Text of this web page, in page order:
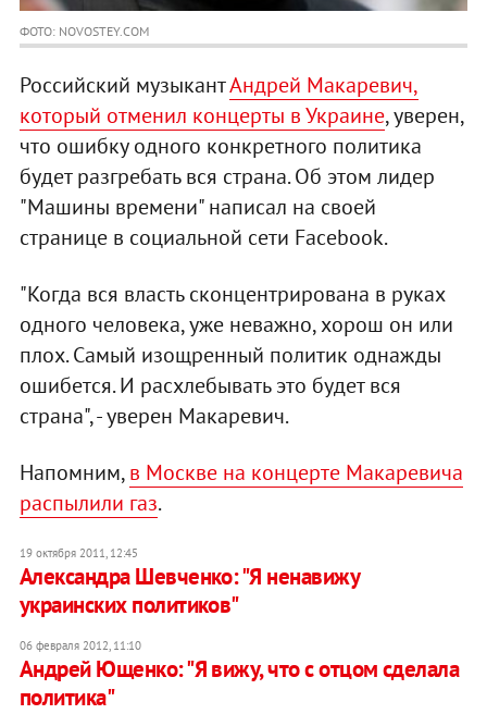
ФОТО: NOVOSTEY.COM
Российский музыкантАндрей Макаревич,
который отменил концерты в Украине, уверен,
что ошибку одного конкретного политика
будет разгребать вся страна. Об этом лидер
"Машины времени" написал на своей
странице в социальной сети Facebook.
"Когда вся власть сконцентрирована в руках
одного человека, уже неважно, хорош он или
плох. Самый изощренный политик однажды
ошибется. И расхлебывать это будет вся
страна", - уверен Макаревич.
Напомним,в Москве на концерте Макаревича
распылили газ.
19 октября 2011, 12:45
Александра Шевченко: "Я ненавижу
украинских политиков"
06 февраля 2012, 11:10
Андрей Ющенко: "Я вижу, что с отцом сделала
политика"